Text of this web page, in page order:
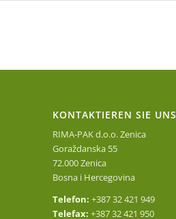
KONTAKTIEREN SIE UNS
RIMA-PAK d.o.o. Zenica
Goraždanska 55
72.000 Zenica
Bosna i Hercegovina
Telefon:+387 32 421 949
Telefax:+387 32 421 950